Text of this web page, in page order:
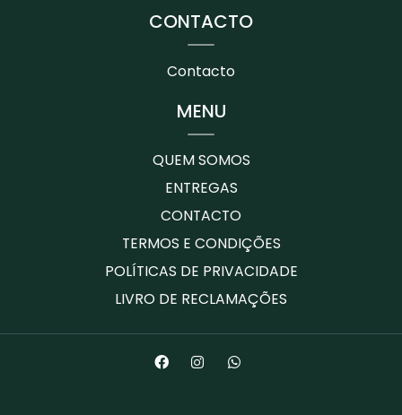
CONTACTO
Contacto
MENU
QUEM SOMOS
ENTREGAS
CONTACTO
TERMOS E CONDIÇÕES
POLÍTICAS DE PRIVACIDADE
LIVRO DE RECLAMAÇÕES